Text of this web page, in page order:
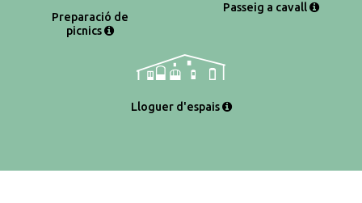
Preparació de
picnics
Passeig a cavall
Lloguer d'espais